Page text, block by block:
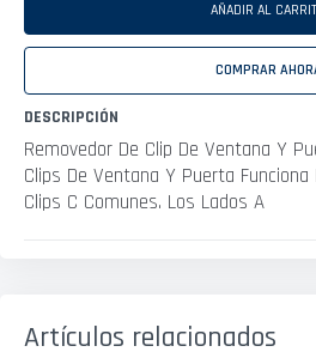
AÑADIR AL
COMPRAR
DESCRIPCIÓN
Removedor De Clip De Ventana Y
Clips De Ventana Y Puerta Funciona
Clips C Comunes. Los Lados A
Artículos relacionados